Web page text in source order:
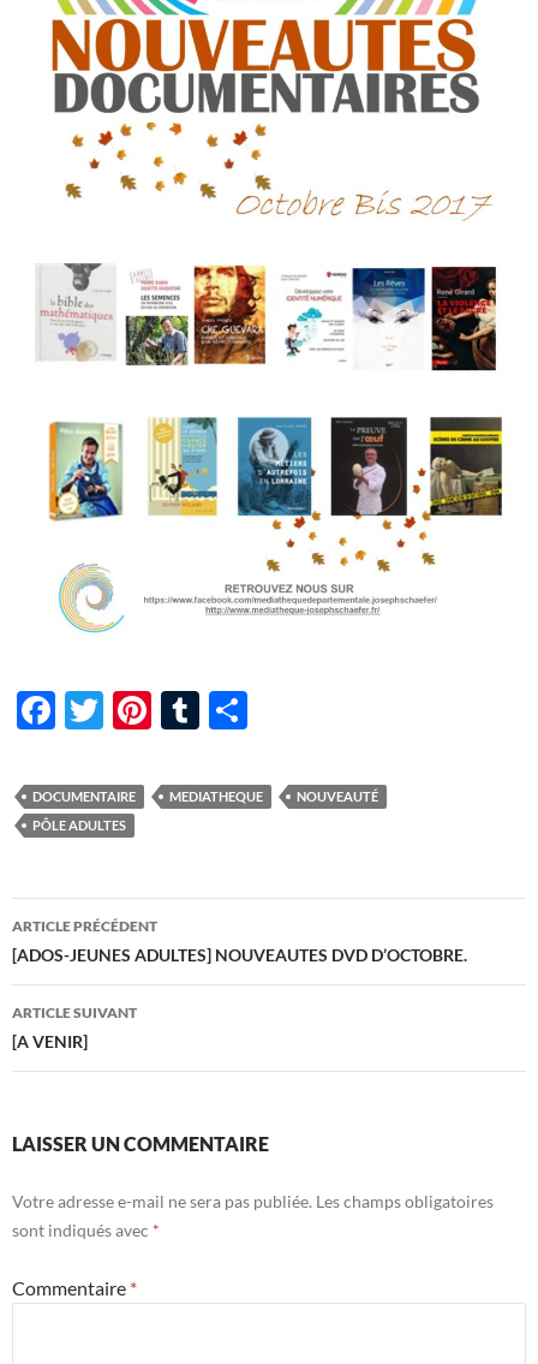
F
e
b
o
k
T
itt
er
Pi
er
es
T
m
bl
ta
g
DOCUMENTAIRE MEDIATHEQUE
NOUVEAUTÉ
PÔLE ADULTES
Navigation
des
articles
ARTICLE PRÉCÉDENT
[ADOS-JEUNES ADULTES] NOUVEAUTES DVD D’OCTOBRE.
ARTICLE SUIVANT
[A VENIR]
LAISSER UN COMMENTAIRE
Votre adresse e-mail ne sera pas publiée. Les champs obligatoires
sont indiqués avec *
Commentaire *